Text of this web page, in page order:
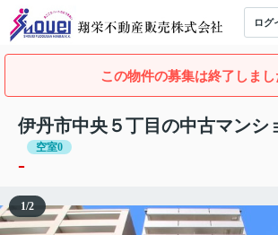
ログ
この物件の募集は終了しまし
伊丹市中央５丁目の中古マンシ
空室0
-
1/2